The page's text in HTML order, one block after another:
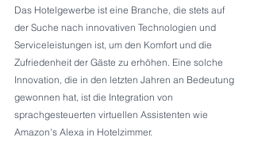
Das Hotelgewerbe ist eine Branche, die stets auf
der Suche nach innovativen Technologien und
Serviceleistungen ist, um den Komfort und die
Zufriedenheit der Gäste zu erhöhen. Eine solche
Innovation, die in den letzten Jahren an Bedeutung
gewonnen hat, ist die Integration von
sprachgesteuerten virtuellen Assistenten wie
Amazon's Alexa in Hotelzimmer.